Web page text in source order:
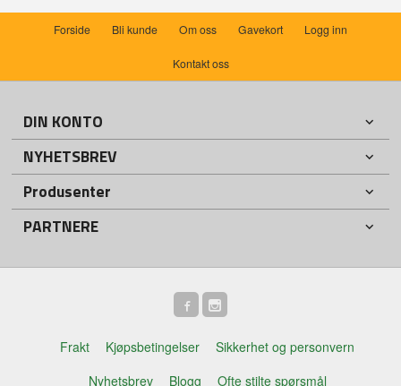
Forside Bli kunde Om oss Gavekort Logg inn
Kontakt oss
DIN KONTO
NYHETSBREV
Produsenter
PARTNERE
Frakt Kjøpsbetingelser
Sikkerhet og personvern
Nyhetsbrev
Blogg Ofte stilte spørsmål